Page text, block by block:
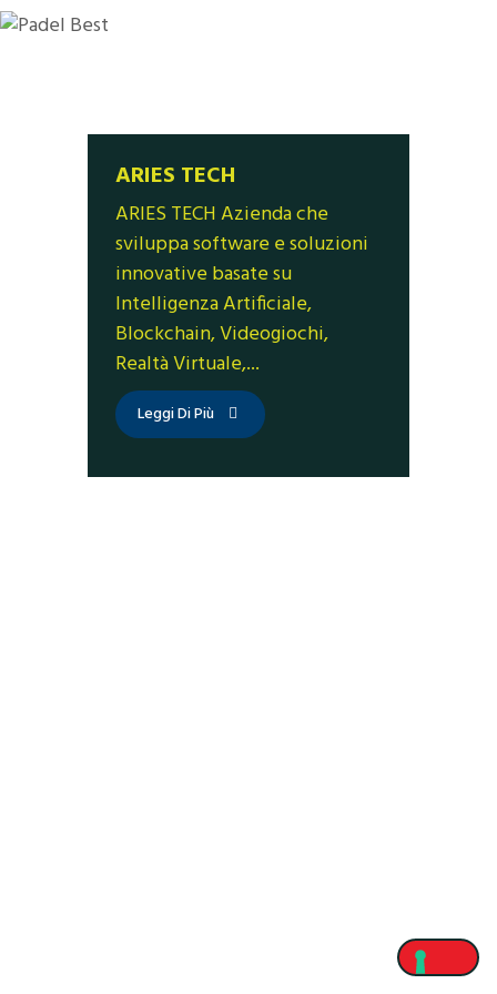
ARIES TECH
ARIES TECH Azienda che
sviluppa software e soluzioni
innovative basate su
Intelligenza Artificiale,
Blockchain, Videogiochi,
Realtà Virtuale,...
Leggi Di Più